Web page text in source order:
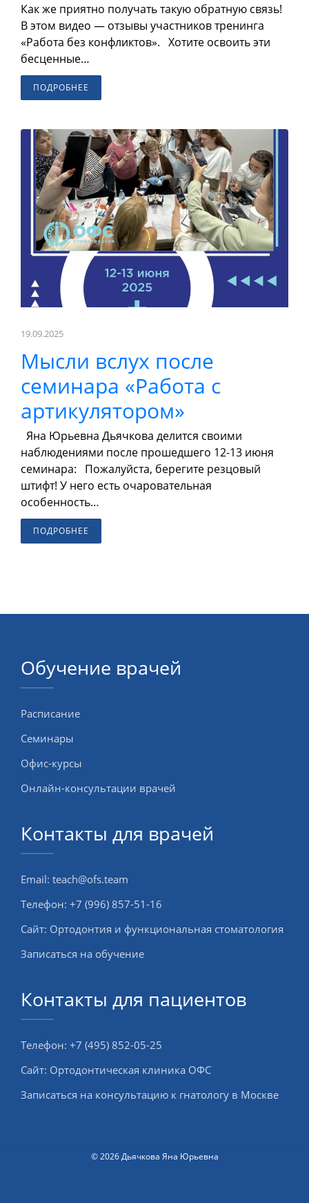
Как же приятно получать такую обратную связь!
В этом видео — отзывы участников тренинга
«Работа без конфликтов». Хотите освоить эти
бесценные…
ПОДРОБНЕЕ
19.09.2025
Мысли вслух после
семинара «Работа с
артикулятором»
Яна Юрьевна Дьячкова делится своими
наблюдениями после прошедшего 12-13 июня
семинара: Пожалуйста, берегите резцовый
штифт! У него есть очаровательная
особенность…
ПОДРОБНЕЕ
Обучение врачей
Расписание
Семинары
Офис-курсы
Онлайн-консультации врачей
Контакты для врачей
Email: teach@ofs.team
Телефон: +7 (996) 857-51-16
Сайт: Ортодонтия и функциональная стоматология
Записаться на обучение
Контакты для пациентов
Телефон: +7 (495) 852-05-25
Сайт: Ортодонтическая клиника ОФС
Записаться на консультацию к гнатологу в Москве
© 2026 Дьячкова Яна Юрьевна